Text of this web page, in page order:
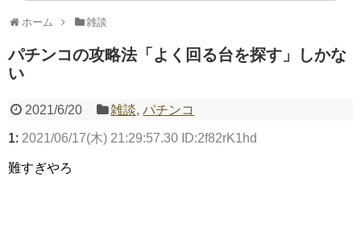
AngelBeats!とかいうクソアニメの思い出ｗｗｗ
Powered by livedoor 相互RSS
ホーム 雑談
パチンコの攻略法「よく回る台を探す」しかな
い
2021/6/20 雑談,パチンコ
1: 2021/06/17(木) 21:29:57.30 ID:2f82rK1hd
難すぎやろ